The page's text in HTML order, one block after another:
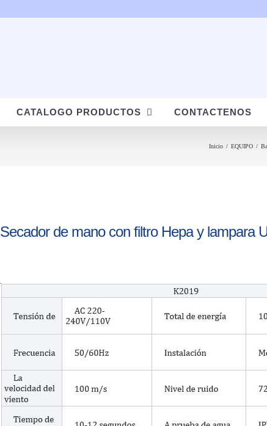
CATALOGO PRODUCTOS CONTACTENOS
Inicio / EQUIPO /
Secador de mano con filtro Hepa y lampara